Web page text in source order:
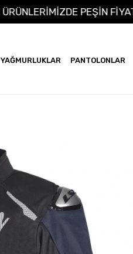
TÜM ÜRÜNLERİMİZDE
YAĞMURLUKLAR PANTOLONLAR